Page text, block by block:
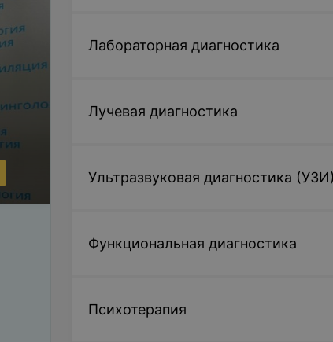
Лабораторная диагностика
Лучевая диагностика
Ультразвуковая диагностика
Функциональная диагностика
Психотерапия